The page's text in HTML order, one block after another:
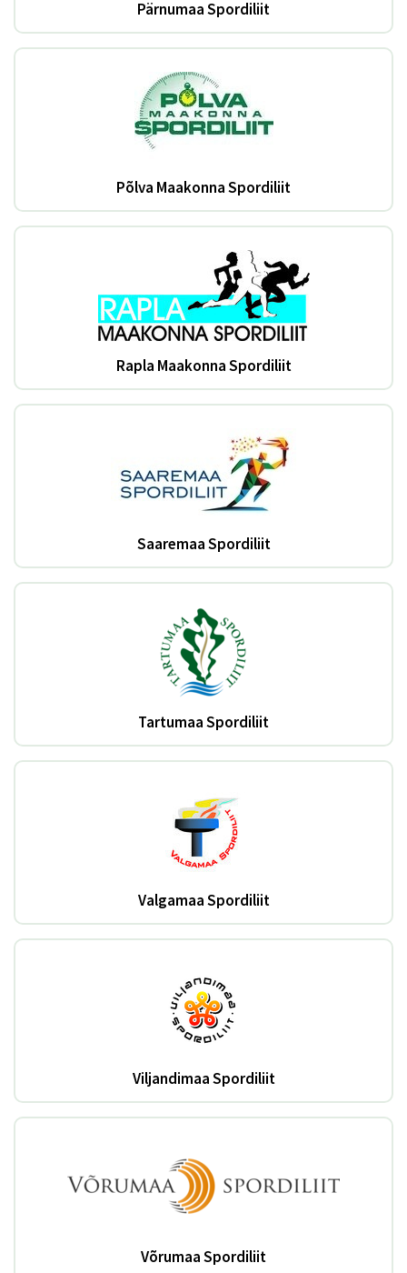
Pärnumaa Spordiliit
Põlva Maakonna Spordiliit
Rapla Maakonna Spordiliit
Saaremaa Spordiliit
Tartumaa Spordiliit
Valgamaa Spordiliit
Viljandimaa Spordiliit
Võrumaa Spordiliit